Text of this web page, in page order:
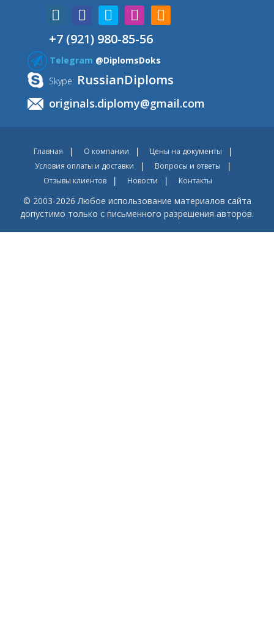
+7 (921) 980-85-56
Telegram @DiplomsDoks
Skype: RussianDiploms
originals.diplomy@gmail.com
Главная О компании
Цены на документы
Условия оплаты и доставки
Вопросы и ответы
Отзывы клиентов
Новости Контакты
© 2003-2026 Любое использование материалов сайта
допустимо только с письменного разрешения авторов.